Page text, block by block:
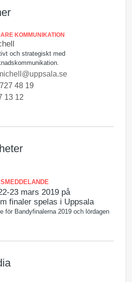
KOMMUNIKATION
och strategiskt med
48 19
13 12
23 mars 2019 på
finaler spelas i Uppsala
för Bandyfinalerna 2019 och lördagen